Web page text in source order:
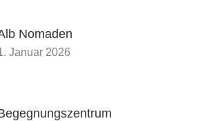
Nomaden
Januar 2026